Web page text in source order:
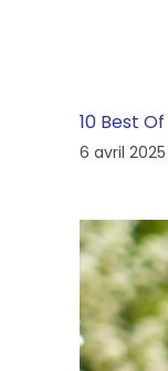
10 Best Of
6 avril 2025